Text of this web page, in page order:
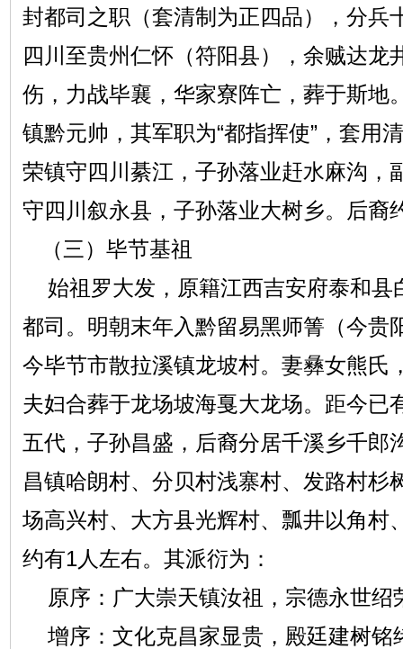
封都司之职（套清制为正四品），分兵
四川至贵州仁怀（符阳县），余贼达龙
伤，力战毕襄，华家寮阵亡，葬于斯地
镇黔元帅，其军职为“都指挥使”，套用
荣镇守四川綦江，子孙落业赶水麻沟，
守四川叙永县，子孙落业大树乡。后裔
（三）毕节基祖
始祖罗大发，原籍江西吉安府泰和县
都司。明朝末年入黔留易黑师箐（今贵
今毕节市散拉溪镇龙坡村。妻彝女熊氏
夫妇合葬于龙场坡海戛大龙场。距今已
五代，子孙昌盛，后裔分居千溪乡千郎
昌镇哈朗村、分贝村浅寨村、发路村杉
场高兴村、大方县光辉村、瓢井以角村
约有1人左右。其派衍为：
原序：广大崇天镇汝祖，宗德永世绍
增序：文化克昌家显贵，殿廷建树铭